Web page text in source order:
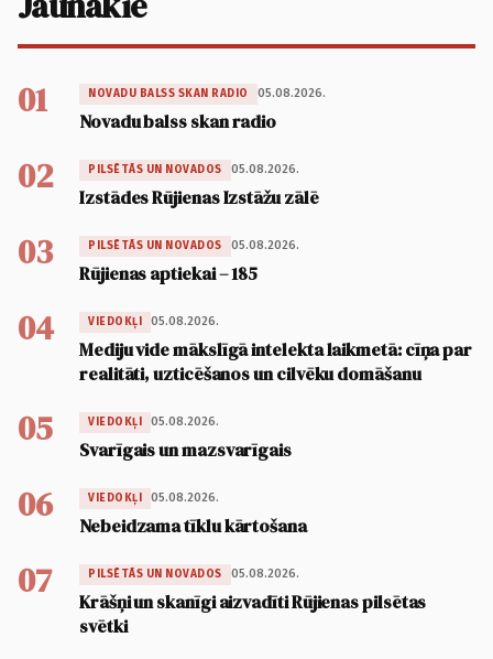
01 NOVADU BALSS SKAN RADIO 05.08.2026.
Novadu balss skan radio
02 PILSĒTĀS UN NOVADOS 05.08.2026.
Izstādes Rūjienas Izstāžu zālē
03 PILSĒTĀS UN NOVADOS 05.08.2026.
Rūjienas aptiekai – 185
04 VIEDOKĻI 05.08.2026.
Mediju vide mākslīgā intelekta laikmetā: cīņa par
realitāti, uzticēšanos un cilvēku domāšanu
05 VIEDOKĻI 05.08.2026.
Svarīgais un mazsvarīgais
06 VIEDOKĻI 05.08.2026.
Nebeidzama tīklu kārtošana
07 PILSĒTĀS UN NOVADOS 05.08.2026.
Krāšņi un skanīgi aizvadīti Rūjienas pilsētas
svētki